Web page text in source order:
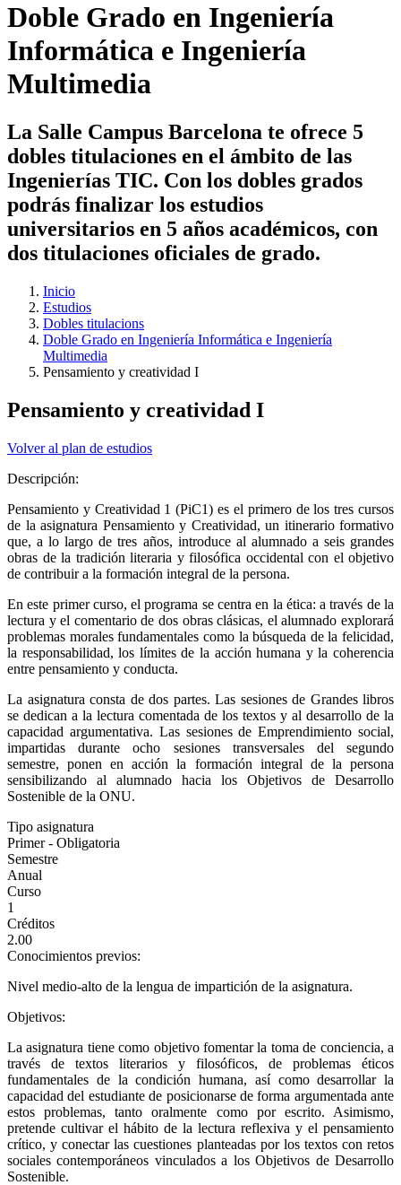
Doble Grado en Ingeniería
Informática e Ingeniería
Multimedia
La Salle Campus Barcelona te ofrece 5
dobles titulaciones en el ámbito de las
Ingenierías TIC. Con los dobles grados
podrás finalizar los estudios
universitarios en 5 años académicos, con
dos titulaciones oficiales de grado.
Inicio
Estudios
Dobles titulacions
Doble Grado en Ingeniería Informática e Ingeniería
Multimedia
Pensamiento y creatividad I
Pensamiento y creatividad I
Volver al plan de estudios
Descripción:
Pensamiento y Creatividad 1 (PiC1) es el primero de los tres cursos
de la asignatura Pensamiento y Creatividad, un itinerario formativo
que, a lo largo de tres años, introduce al alumnado a seis grandes
obras de la tradición literaria y filosófica occidental con el objetivo
de contribuir a la formación integral de la persona.
En este primer curso, el programa se centra en la ética: a través de la
lectura y el comentario de dos obras clásicas, el alumnado explorará
problemas morales fundamentales como la búsqueda de la felicidad,
la responsabilidad, los límites de la acción humana y la coherencia
entre pensamiento y conducta.
La asignatura consta de dos partes. Las sesiones de Grandes libros
se dedican a la lectura comentada de los textos y al desarrollo de la
capacidad argumentativa. Las sesiones de Emprendimiento social,
impartidas durante ocho sesiones transversales del segundo
semestre, ponen en acción la formación integral de la persona
sensibilizando al alumnado hacia los Objetivos de Desarrollo
Sostenible de la ONU.
Tipo asignatura
Primer - Obligatoria
Semestre
Anual
Curso
1
Créditos
2.00
Conocimientos previos:
Nivel medio-alto de la lengua de impartición de la asignatura.
Objetivos:
La asignatura tiene como objetivo fomentar la toma de conciencia, a
través de textos literarios y filosóficos, de problemas éticos
fundamentales de la condición humana, así como desarrollar la
capacidad del estudiante de posicionarse de forma argumentada ante
estos problemas, tanto oralmente como por escrito. Asimismo,
pretende cultivar el hábito de la lectura reflexiva y el pensamiento
crítico, y conectar las cuestiones planteadas por los textos con retos
sociales contemporáneos vinculados a los Objetivos de Desarrollo
Sostenible.